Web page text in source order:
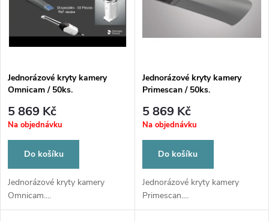
ů
ů
Jednorázové kryty kamery
Omnicam / 50ks.
5 869 Kč
Na objednávku
Do košíku
Jednorázové kryty kamery
Omnicam....
Jednorázové kryty kamery
Primescan / 50ks.
5 869 Kč
Na objednávku
Do košíku
Jednorázové kryty kamery
Primescan....